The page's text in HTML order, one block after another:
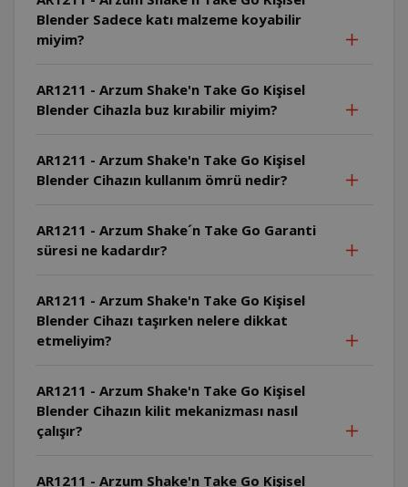
Blender Sadece katı malzeme koyabilir
miyim?
AR1211 - Arzum Shake'n Take Go Kişisel
Blender Cihazla buz kırabilir miyim?
AR1211 - Arzum Shake'n Take Go Kişisel
Blender Cihazın kullanım ömrü nedir?
AR1211 - Arzum Shake´n Take Go Garanti
süresi ne kadardır?
AR1211 - Arzum Shake'n Take Go Kişisel
Blender Cihazı taşırken nelere dikkat
etmeliyim?
AR1211 - Arzum Shake'n Take Go Kişisel
Blender Cihazın kilit mekanizması nasıl
çalışır?
AR1211 - Arzum Shake'n Take Go Kişisel